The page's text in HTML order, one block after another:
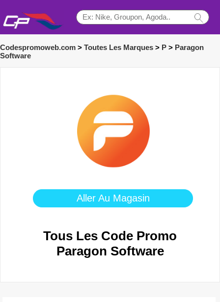
Codespromoweb.com > Toutes Les Marques > P > Paragon
Software
Aller Au Magasin
Tous Les Code Promo
Paragon Software